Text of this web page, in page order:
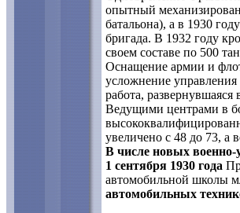
опытный
батальона), а в 1930
бригада. В 1932 году
своем составе по 500
Оснащение армии и
усложнение
работа,
Ведущими центрами в
увеличено с 48 до 73, а
В числе новых
1 сентября 1930 года
автомобильной школы
автомобильных